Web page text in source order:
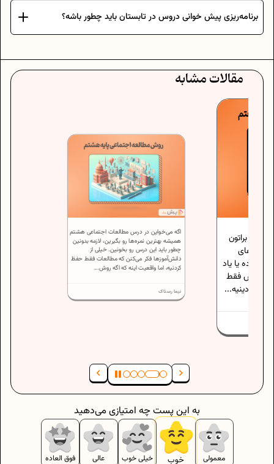
برنامه‌ریزی پیش خوانی دروس در تابستان باید چطور باشه؟
مقالات مشابه
براتون
یا یاد
درس فقط
دینیه...
اگه می‌خواین در درس مطالعات اجتماعی هشتم
همیشه بهترین نمره‌ها رو بگیرین، لازمه بدونین
چطور باید این درس رو بخونین. خیلی از
دانش‌آموزها فکر می‌کنن که مطالعات فقط حفظ
کردنیه، اما واقعیت اینه که اگه روش...
نیما رستاک
معمولی خوب خیلی خوب عالی فوق العاده
به این پست چه امتیازی می‌دهید